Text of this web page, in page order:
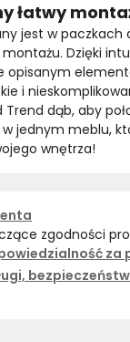
łatwy
jest w paczkach
Dzięki
opisanym
i
Trend dąb, aby
jednym meblu,
wnętrza!
zgodności
za